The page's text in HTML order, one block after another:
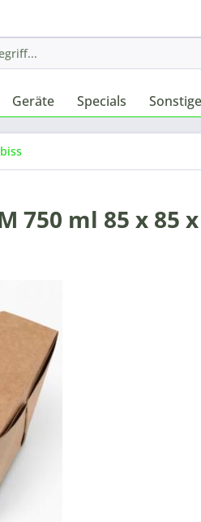
Geräte Specials
750 ml 85 x 85